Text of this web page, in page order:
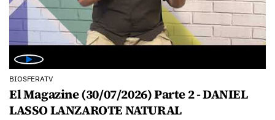
BIOSFERATV
El Magazine (30/07/2026) Parte 2 - DANIEL
LASSO LANZAROTE NATURAL